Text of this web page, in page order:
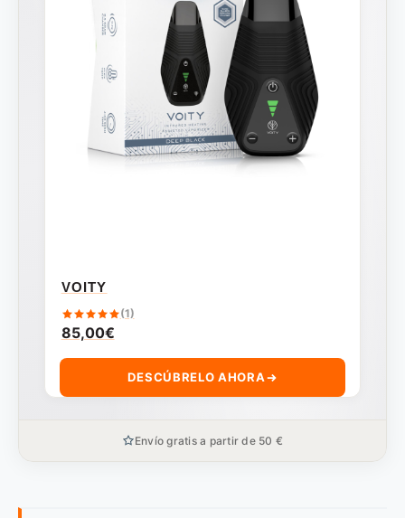
VOITY
(1)
85,00€
DESCÚBRELO AHORA
Envío gratis a partir de 50 €